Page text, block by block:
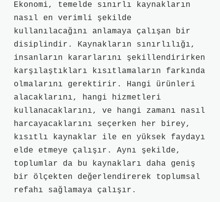
Ekonomi, temelde sınırlı kaynakların
nasıl en verimli şekilde
kullanılacağını anlamaya çalışan bir
disiplindir. Kaynakların sınırlılığı,
insanların kararlarını şekillendirirken
karşılaştıkları kısıtlamaların farkında
olmalarını gerektirir. Hangi ürünleri
alacaklarını, hangi hizmetleri
kullanacaklarını, ve hangi zamanı nasıl
harcayacaklarını seçerken her birey,
kısıtlı kaynaklar ile en yüksek faydayı
elde etmeye çalışır. Aynı şekilde,
toplumlar da bu kaynakları daha geniş
bir ölçekten değerlendirerek toplumsal
refahı sağlamaya çalışır.